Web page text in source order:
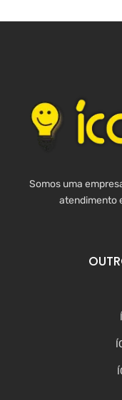
Somos uma
atendimento